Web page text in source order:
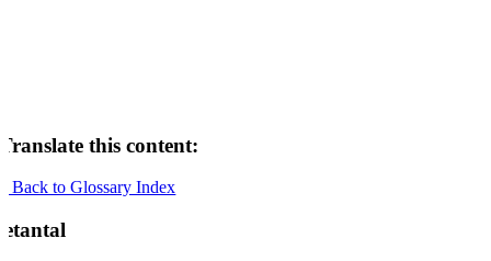
Translate this content:
« Back to Glossary Index